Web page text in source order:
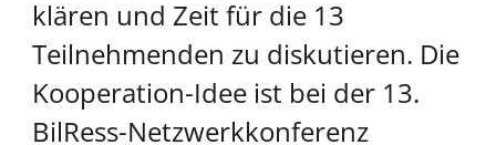
klären und Zeit für die 13
Teilnehmenden zu diskutieren. Die
Kooperation-Idee ist bei der 13.
BilRess-Netzwerkkonferenz